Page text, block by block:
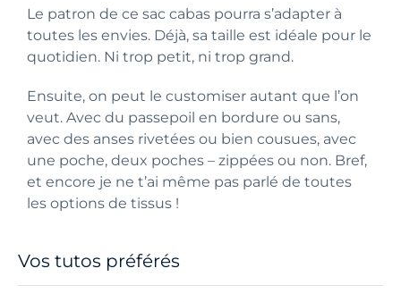
Le patron de ce sac cabas pourra s’adapter à
toutes les envies. Déjà, sa taille est idéale pour le
quotidien. Ni trop petit, ni trop grand.
Ensuite, on peut le customiser autant que l’on
veut. Avec du passepoil en bordure ou sans,
avec des anses rivetées ou bien cousues, avec
une poche, deux poches – zippées ou non. Bref,
et encore je ne t’ai même pas parlé de toutes
les options de tissus !
Vos tutos préférés